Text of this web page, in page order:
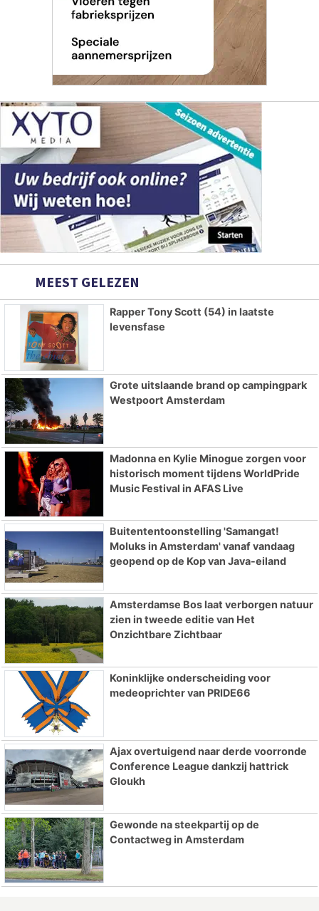
MEEST GELEZEN
Rapper Tony Scott (54) in laatste
levensfase
Grote uitslaande brand op campingpark
Westpoort Amsterdam
Madonna en Kylie Minogue zorgen voor
historisch moment tijdens WorldPride
Music Festival in AFAS Live
Buitententoonstelling 'Samangat!
Moluks in Amsterdam' vanaf vandaag
geopend op de Kop van Java-eiland
Amsterdamse Bos laat verborgen natuur
zien in tweede editie van Het
Onzichtbare Zichtbaar
Koninklijke onderscheiding voor
medeoprichter van PRIDE66
Ajax overtuigend naar derde voorronde
Conference League dankzij hattrick
Gloukh
Gewonde na steekpartij op de
Contactweg in Amsterdam